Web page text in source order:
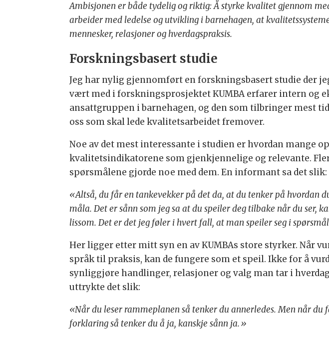
Ambisjonen er både tydelig og riktig: Å styrke kvalitet gjennom
arbeider med ledelse og utvikling i barnehagen, at
mennesker, relasjoner og hverdagspraksis.
Forskningsbasert studie
Jeg har nylig gjennomført en forskningsbasert studie der
vært med i forskningsprosjektet KUMBA erfarer intern og
ansattgruppen i barnehagen, og den som tilbringer mest
oss som skal lede kvalitetsarbeidet fremover.
Noe av det mest interessante i studien er hvordan mange
kvalitetsindikatorene som gjenkjennelige og relevante.
spørsmålene gjorde noe med dem. En informant sa det slik:
«Altså, du får en tankevekker på det da, at du tenker på hvordan
måla. Det er sånn som jeg sa at du speiler deg tilbake når du ser,
lissom. Det er det jeg føler i hvert fall, at man speiler seg i
Her ligger etter mitt syn en av KUMBAs store styrker. Når
språk til praksis, kan de fungere som et speil. Ikke for å
synliggjøre handlinger, relasjoner og valg man tar i
uttrykte det slik:
«Når du leser rammeplanen så tenker du annerledes. Men når du
forklaring så tenker du å ja, kanskje sånn ja.»